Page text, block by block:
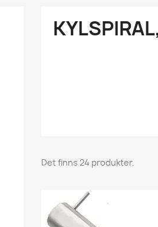
Det finns 24 produkter.